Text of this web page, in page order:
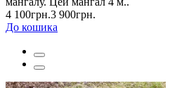
4 100грн.3 900грн.
До кошика